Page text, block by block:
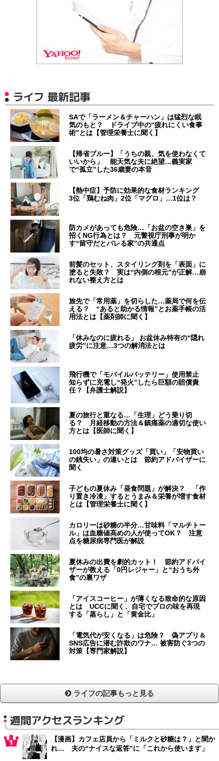
ライフ 最新記事
SAで「ラーメン＆チャーハン」は猛烈な眠
気のもと？ ドライブ中の“疲れにくい食事
術”とは【管理栄養士に聞く】
【帰省ブルー】「うちの親、気を使わなくて
いいから」 能天気な夫に絶望…義実家
で“孤立”した36歳妻の本音
【熱中症】予防に効果的な食材ランキング
3位「鶏むね肉」2位「マグロ」…1位は？
防カメがあっても危険…「お盆の空き巣」を
招くNG行為とは？ 元警視庁刑事が明か
す“留守だとバレる家”の共通点
前髪のセット、スタイリング剤を「表面」に
塗ると失敗？ 実は“内側の根元”が正解…崩
れない整え方とは
旅先で「常用薬」を切らした…薬局で何を伝
える？ “あると助かる情報”とお薬手帳の活
用法とは【薬剤師に聞く】
「休みなのに疲れる」 お盆休み特有の“隠れ
疲労”に注意…3つの解消法とは
飛行機で「モバイルバッテリー」使用禁止
知らずに充電し“発火”したら巨額の賠償責
任？【弁護士解説】
夏の旅行と重なる…「生理」どう乗り切
る？ 月経移動の方法＆鎮痛薬の適切な使い
方とは【医師に聞く】
100均の暑さ対策グッズ「買い」「安物買い
の銭失い」の違いとは 節約アドバイザーに
聞く
子どもの夏休み「昼食問題」が解決？ 「作
り置き冷凍」するとうまみ＆栄養が増す食材
とは【管理栄養士に聞く】
カロリーは砂糖の半分…甘味料「マルチトー
ル」は血糖値高めの人が使ってOK？ 注意
点を糖尿病専門医が解説
夏休みの出費を劇的カット！ 節約アドバイ
ザーが教える「0円レジャー」と“おうち外
食”の裏ワザ
「アイスコーヒー」が薄くなる致命的な原因
とは UCCに聞く、自宅でプロの味を再現
する「蒸らし」と「黄金比」
「電気代が安くなる」は危険？ 偽アプリ＆
SNS広告に潜む詐欺のワナ… 被害防ぐ3つの
対策【専門家解説】
ライフの記事もっと見る
週間アクセスランキング
【漫画】カフェ店員から「ミルクと砂糖は？」と聞か
れ… 夫の“ナイスな返答”に「これから使います」